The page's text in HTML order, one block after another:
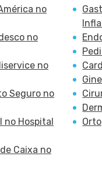
no
no
no
Seguro no
no Hospital
Caixa no